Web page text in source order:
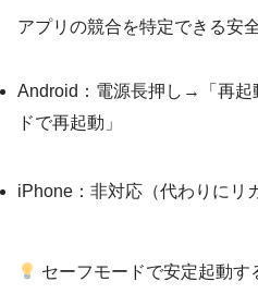
アプリの競合を特定できる安
Android：電源長押し→「再
ドで再起動」
iPhone：非対応（代わりにリ
セーフモードで安定起動す